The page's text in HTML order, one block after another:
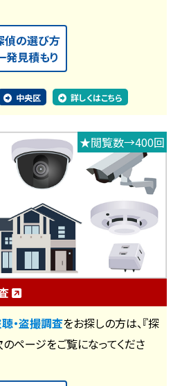
偵の選び方
発見積もり
中央区 詳しくはこちら
★閲覧数→400回
・盗撮調査をお探しの方は、『探
ページをご覧になってくださ